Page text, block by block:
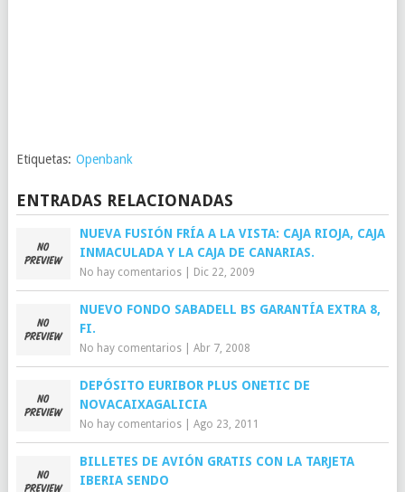
Etiquetas: Openbank
ENTRADAS RELACIONADAS
NUEVA FUSIÓN FRÍA A LA VISTA: CAJA RIOJA, CAJA
INMACULADA Y LA CAJA DE CANARIAS.
No hay comentarios| Dic 22, 2009
NUEVO FONDO SABADELL BS GARANTÍA EXTRA 8,
FI.
No hay comentarios| Abr 7, 2008
DEPÓSITO EURIBOR PLUS ONETIC DE
NOVACAIXAGALICIA
No hay comentarios| Ago 23, 2011
BILLETES DE AVIÓN GRATIS CON LA TARJETA
IBERIA SENDO